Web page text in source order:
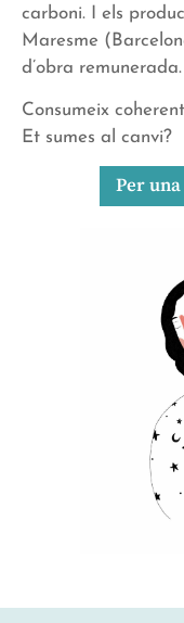
carboni. I els
Maresme
d’obra remunerada.
Consumeix
Et sumes al canvi?
Per